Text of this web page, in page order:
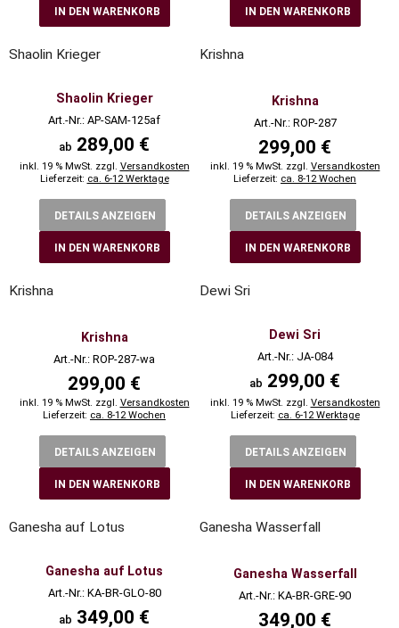
IN DEN WARENKORB IN DEN WARENKORB
Shaolin Krieger
Shaolin Krieger
Art.-Nr.: AP-SAM-125af
ab 289,00 €
inkl. 19 % MwSt. zzgl. Versandkosten
Lieferzeit: ca. 6-12 Werktage
DETAILS ANZEIGEN
IN DEN WARENKORB
Krishna
Krishna
Art.-Nr.: ROP-287
299,00 €
inkl. 19 % MwSt. zzgl. Versandkosten
Lieferzeit: ca. 8-12 Wochen
DETAILS ANZEIGEN
IN DEN WARENKORB
Krishna
Krishna
Art.-Nr.: ROP-287-wa
299,00 €
inkl. 19 % MwSt. zzgl. Versandkosten
Lieferzeit: ca. 8-12 Wochen
DETAILS ANZEIGEN
IN DEN WARENKORB
Dewi Sri
Dewi Sri
Art.-Nr.: JA-084
ab 299,00 €
inkl. 19 % MwSt. zzgl. Versandkosten
Lieferzeit: ca. 6-12 Werktage
DETAILS ANZEIGEN
IN DEN WARENKORB
Ganesha auf Lotus
Ganesha auf Lotus
Art.-Nr.: KA-BR-GLO-80
ab 349,00 €
Ganesha Wasserfall
Ganesha Wasserfall
Art.-Nr.: KA-BR-GRE-90
349,00 €